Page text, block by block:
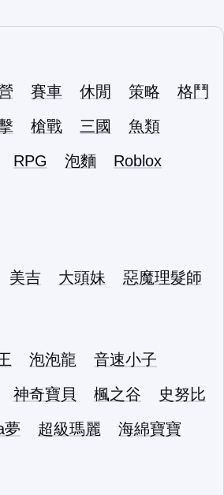
賽車 休閒 策略
格鬥
槍戰 三國
魚類
RPG 泡麵
Roblox
美吉 大頭妹 惡魔理髮師
泡泡龍
音速小子
神奇寶貝 楓之谷
史努比
夢 超級瑪麗
海綿寶寶